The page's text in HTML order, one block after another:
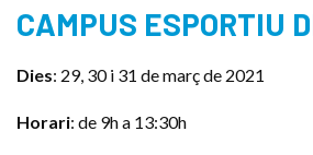
CAMPUS ESPORTIU
Dies: 29, 30 i 31 de març de 2021
Horari: de 9h a 13:30h